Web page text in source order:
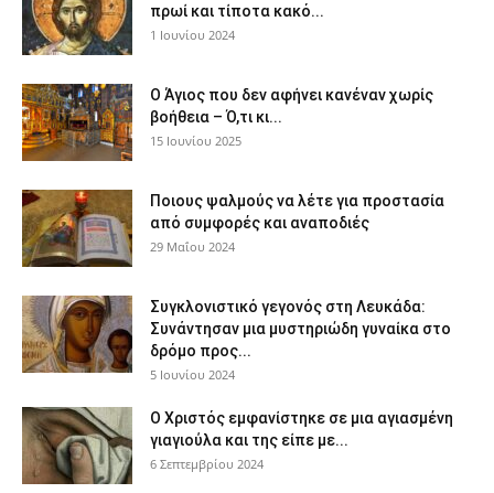
πρωί και τίποτα κακό...
1 Ιουνίου 2024
Ο Άγιος που δεν αφήνει κανέναν χωρίς
βοήθεια – Ό,τι κι...
15 Ιουνίου 2025
Ποιους ψαλμούς να λέτε για προστασία
από συμφορές και αναποδιές
29 Μαΐου 2024
Συγκλονιστικό γεγονός στη Λευκάδα:
Συνάντησαν μια μυστηριώδη γυναίκα στο
δρόμο προς...
5 Ιουνίου 2024
Ο Χριστός εμφανίστηκε σε μια αγιασμένη
γιαγιούλα και της είπε με...
6 Σεπτεμβρίου 2024